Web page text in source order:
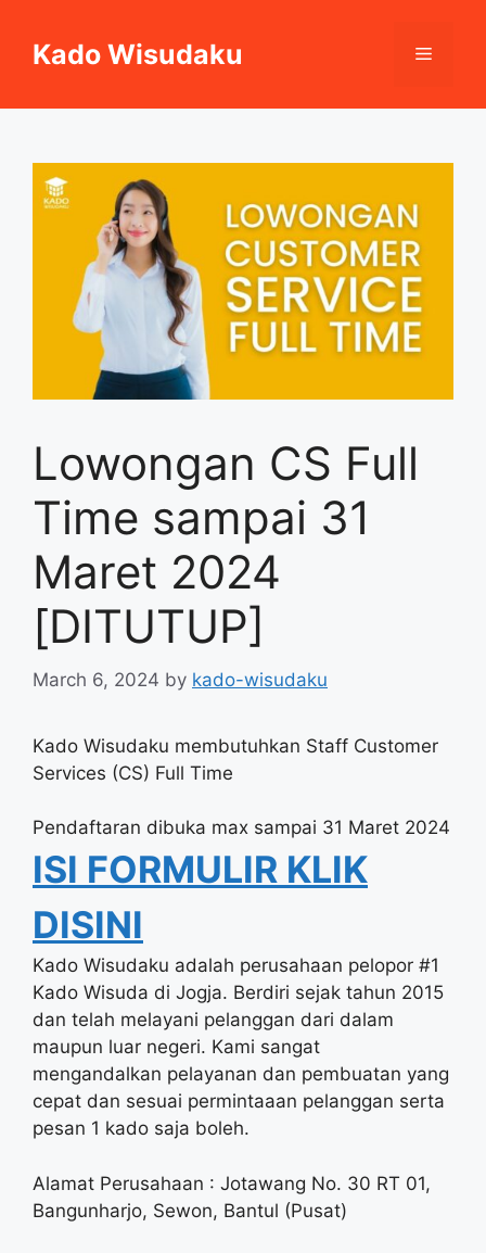
contentKado Wisudaku Menu
Lowongan CS Full
Time sampai 31
Maret 2024
[DITUTUP]
March 6, 2024 by kado-wisudaku
Kado Wisudaku membutuhkan Staff Customer
Services (CS) Full Time
Pendaftaran dibuka max sampai 31 Maret 2024
ISI FORMULIR KLIK
DISINI
Kado Wisudaku adalah perusahaan pelopor #1
Kado Wisuda di Jogja. Berdiri sejak tahun 2015
dan telah melayani pelanggan dari dalam
maupun luar negeri. Kami sangat
mengandalkan pelayanan dan pembuatan yang
cepat dan sesuai permintaaan pelanggan serta
pesan 1 kado saja boleh.
Alamat Perusahaan : Jotawang No. 30 RT 01,
Bangunharjo, Sewon, Bantul (Pusat)